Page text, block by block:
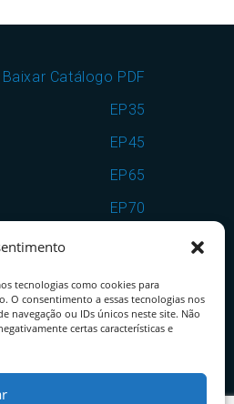
tecnologias como cookies para
O consentimento a essas tecnologias nos
navegação ou IDs únicos neste site. Não
certas características e
Baixar Catálogo PDF
EP35
EP45
EP65
EP70
VSF35
VSF35EP70